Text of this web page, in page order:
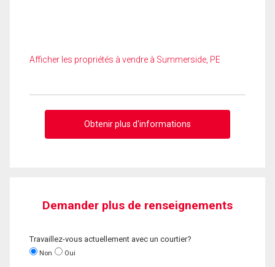
Afficher les propriétés à vendre à Summerside, PE
Obtenir plus d'informations
Demander plus de renseignements
Travaillez-vous actuellement avec un courtier?
Non Oui